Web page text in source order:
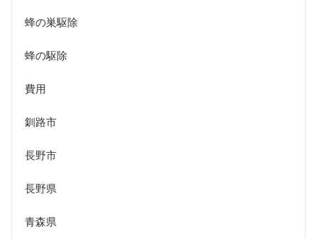
蜂の巣駆除
蜂の駆除
費用
釧路市
長野市
長野県
青森県